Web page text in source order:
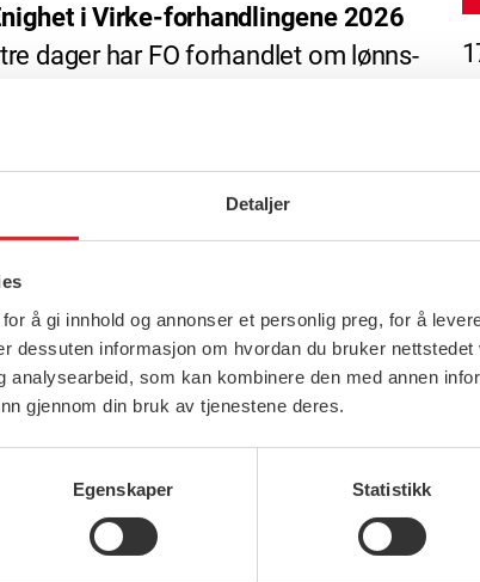
Detaljer
å gi innhold og annonser et personlig preg, for å
dessuten informasjon om hvordan du bruker
analysearbeid, som kan kombinere den med annen
gjennom din bruk av tjenestene deres.
Egenskaper Statistikk
i Virke-forhandlingene 2026
dager har FO forhandlet om lønns-